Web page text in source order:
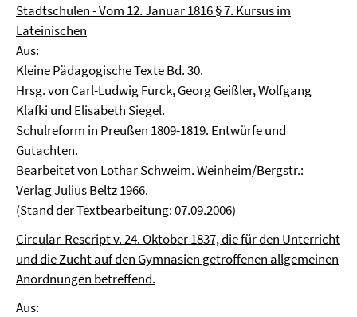
Stadtschulen - Vom 12. Januar 1816§ 7. Kursus im
Lateinischen
Aus:
Kleine Pädagogische Texte Bd. 30.
Hrsg. von Carl-Ludwig Furck, Georg Geißler, Wolfgang
Klafki und Elisabeth Siegel.
Schulreform in Preußen 1809-1819. Entwürfe und
Gutachten.
Bearbeitet von Lothar Schweim. Weinheim/Bergstr.:
Verlag Julius Beltz 1966.
(Stand der Textbearbeitung: 07.09.2006)
Circular-Rescript v. 24. Oktober 1837, die für den Unterricht
und die Zucht auf den Gymnasien getroffenen allgemeinen
Anordnungen betreffend.
Aus: